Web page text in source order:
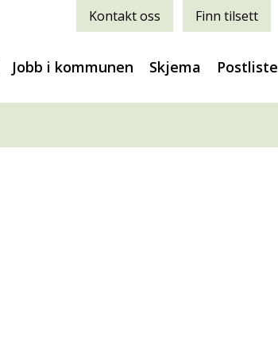
Kontakt oss Finn tilsett
Jobb i kommunen Skjema Postliste